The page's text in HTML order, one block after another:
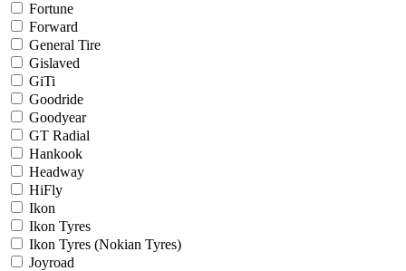
Fortune
Forward
General Tire
Gislaved
GiTi
Goodride
Goodyear
GT Radial
Hankook
Headway
HiFly
Ikon
Ikon Tyres
Ikon Tyres (Nokian Tyres)
Joyroad